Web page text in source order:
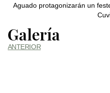
Aguado protagonizarán un
Galería
ANTERIOR